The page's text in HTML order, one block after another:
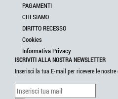
PAGAMENTI
CHI SIAMO
DIRITTO RECESSO
Cookies
Informativa Privacy
ISCRIVITI ALLA NOSTRA NEWSLETTER
Inserisci la tua E-mail per ricevere le